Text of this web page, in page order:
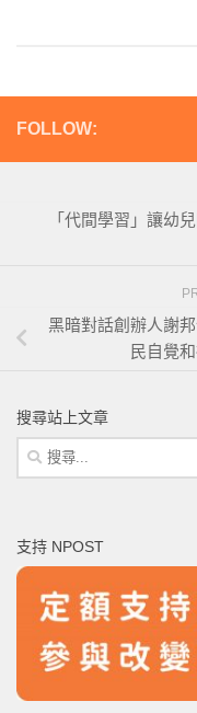
FOLLOW:
「代間學習」讓幼
黑暗對話創辦人謝
民自覺
搜尋站上文章
搜
尋
字:
支持 NPOST